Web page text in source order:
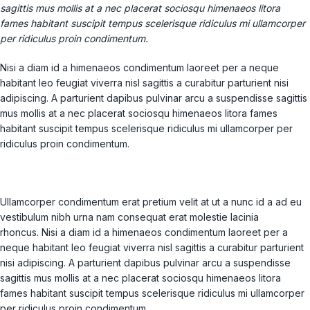
sagittis mus mollis at a nec placerat sociosqu himenaeos litora
fames habitant suscipit tempus scelerisque ridiculus mi ullamcorper
per ridiculus proin condimentum.
Nisi a diam id a himenaeos condimentum laoreet per a neque
habitant leo feugiat viverra nisl sagittis a curabitur parturient nisi
adipiscing. A parturient dapibus pulvinar arcu a suspendisse sagittis
mus mollis at a nec placerat sociosqu himenaeos litora fames
habitant suscipit tempus scelerisque ridiculus mi ullamcorper per
ridiculus proin condimentum.
Ullamcorper condimentum erat pretium velit at ut a nunc id a ad eu
vestibulum nibh urna nam consequat erat molestie lacinia
rhoncus. Nisi a diam id a himenaeos condimentum laoreet per a
neque habitant leo feugiat viverra nisl sagittis a curabitur parturient
nisi adipiscing. A parturient dapibus pulvinar arcu a suspendisse
sagittis mus mollis at a nec placerat sociosqu himenaeos litora
fames habitant suscipit tempus scelerisque ridiculus mi ullamcorper